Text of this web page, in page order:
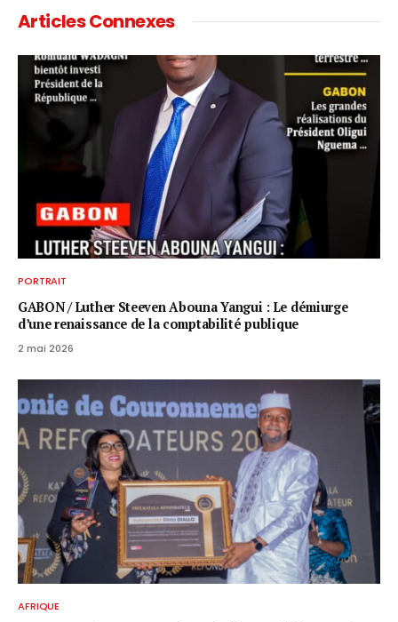
Articles Connexes
PORTRAIT
GABON / ​Luther Steeven Abouna Yangui : Le démiurge
d’une renaissance de la comptabilité publique
2 mai 2026
AFRIQUE